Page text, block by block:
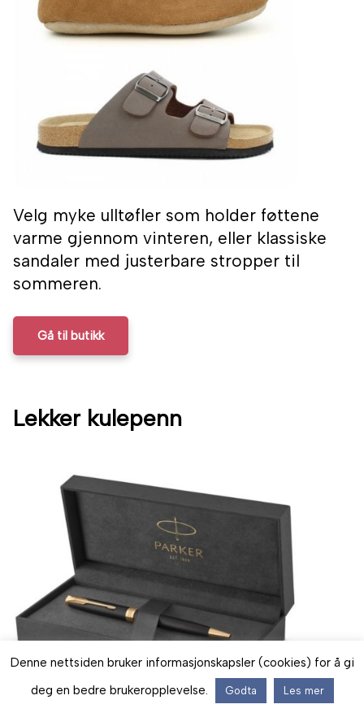
Velg myke ulltøfler som holder føttene
varme gjennom vinteren, eller klassiske
sandaler med justerbare stropper til
sommeren.
Gå til butikk
Lekker kulepenn
Denne nettsiden bruker informasjonskapsler (cookies) for å gi
deg en bedre brukeropplevelse.
Godta Les mer